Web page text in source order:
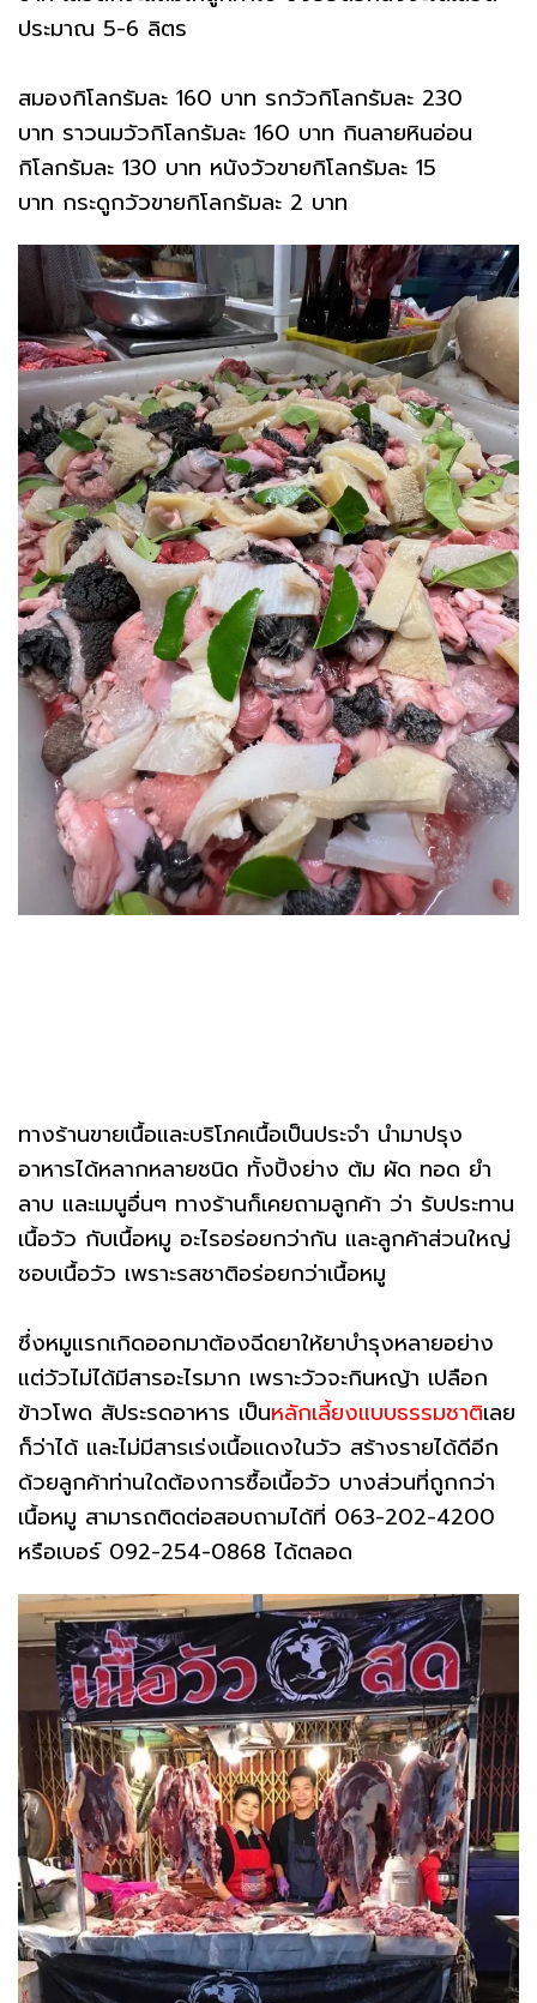
ประมาณ 5-6 ลิตร
สมองกิโลกรัมละ 160 บาท รกวัวกิโลกรัมละ 230
บาท ราวนมวัวกิโลกรัมละ 160 บาท กินลายหินอ่อน
กิโลกรัมละ 130 บาท หนังวัวขายกิโลกรัมละ 15
บาท กระดูกวัวขายกิโลกรัมละ 2 บาท
ทางร้านขายเนื้อและบริโภคเนื้อเป็นประจำ นำมาปรุง
อาหารได้หลากหลายชนิด ทั้งปิ้งย่าง ต้ม ผัด ทอด ยำ
ลาบ และเมนูอื่นๆ ทางร้านก็เคยถามลูกค้า ว่า รับประทาน
เนื้อวัว กับเนื้อหมู อะไรอร่อยกว่ากัน และลูกค้าส่วนใหญ่
ชอบเนื้อวัว เพราะรสชาติอร่อยกว่าเนื้อหมู
ซึ่งหมูแรกเกิดออกมาต้องฉีดยาให้ยาบำรุงหลายอย่าง
แต่วัวไม่ได้มีสารอะไรมาก เพราะวัวจะกินหญ้า เปลือก
ข้าวโพด สัประรดอาหาร เป็นหลักเลี้ยงแบบธรรมชาติเลย
ก็ว่าได้ และไม่มีสารเร่งเนื้อแดงในวัว สร้างรายได้ดีอีก
ด้วยลูกค้าท่านใดต้องการซื้อเนื้อวัว บางส่วนที่ถูกกว่า
เนื้อหมู สามารถติดต่อสอบถามได้ที่ 063-202-4200
หรือเบอร์ 092-254-0868 ได้ตลอด